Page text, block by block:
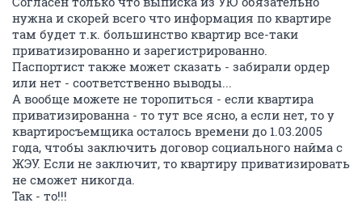
нужна и скорей всего что информация по квартире
там будет т.к. большинство квартир все-таки
приватизированно и зарегистрированно.
Паспортист также может сказать - забирали ордер
или нет - соответственно выводы...
А вообще можете не торопиться - если квартира
приватизированна - то тут все ясно, а если нет, то у
квартиросъемщика осталось времени до 1.03.2005
года, чтобы заключить договор социального найма с
ЖЭУ. Если не заключит, то квартиру приватизировать
не сможет никогда.
Так - то!!!